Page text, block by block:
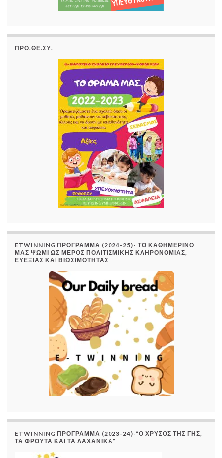
ΠΡΟ.ΘΕ.ΣΥ.
ETWINNING ΠΡΟΓΡΑΜΜΑ (2024-25)- ΤΟ ΚΑΘΗΜΕΡΙΝΟ
ΜΑΣ ΨΩΜΙ ΩΣ ΜΕΡΟΣ ΠΟΛΙΤΙΣΜΙΚΗΣ ΚΛΗΡΟΝΟΜΙΑΣ,
ΕΥΕΞΙΑΣ ΚΑΙ ΒΙΩΣΙΜΟΤΗΤΑΣ
ETWINNING ΠΡΌΓΡΑΜΜΑ (2023-24)-“Ο ΧΡΥΣΌΣ ΤΗΣ ΓΗΣ,
ΤΑ ΦΡΟΎΤΑ ΚΑΙ ΤΑ ΛΑΧΑΝΙΚΆ”